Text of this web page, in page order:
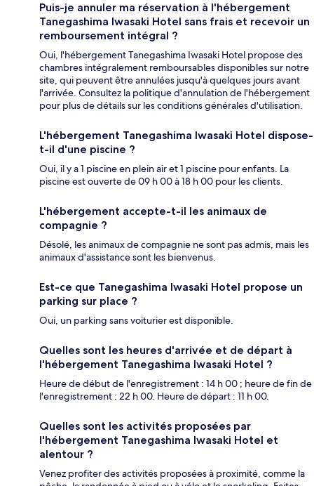
Puis-je annuler ma réservation à l'hébergement
Tanegashima Iwasaki Hotel sans frais et recevoir un
remboursement intégral ?
Oui, l'hébergement Tanegashima Iwasaki Hotel propose des
chambres intégralement remboursables disponibles sur notre
site, qui peuvent être annulées jusqu'à quelques jours avant
l'arrivée. Consultez la politique d'annulation de l'hébergement
pour plus de détails sur les conditions générales d'utilisation.
L'hébergement Tanegashima Iwasaki Hotel dispose-
t-il d'une piscine ?
Oui, il y a 1 piscine en plein air et 1 piscine pour enfants. La
piscine est ouverte de 09 h 00 à 18 h 00 pour les clients.
L'hébergement accepte-t-il les animaux de
compagnie ?
Désolé, les animaux de compagnie ne sont pas admis, mais les
animaux d'assistance sont les bienvenus.
Est-ce que Tanegashima Iwasaki Hotel propose un
parking sur place ?
Oui, un parking sans voiturier est disponible.
Quelles sont les heures d'arrivée et de départ à
l'hébergement Tanegashima Iwasaki Hotel ?
Heure de début de l'enregistrement : 14 h 00 ; heure de fin de
l'enregistrement : 22 h 00. Heure de départ : 11 h 00.
Quelles sont les activités proposées par
l'hébergement Tanegashima Iwasaki Hotel et
alentour ?
Venez profiter des activités proposées à proximité, comme la